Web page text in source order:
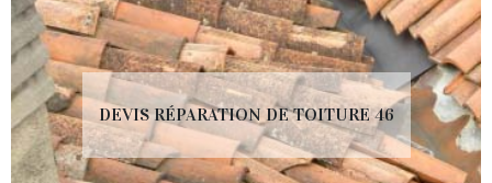
DEVIS RÉPARATION DE TOITURE 46